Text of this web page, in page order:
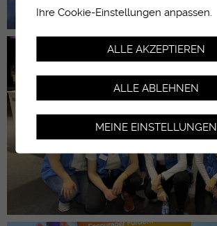
Ihre Cookie-Einstellungen anpassen.
ALLE AKZEPTIEREN
ALLE ABLEHNEN
MEINE EINSTELLUNGEN